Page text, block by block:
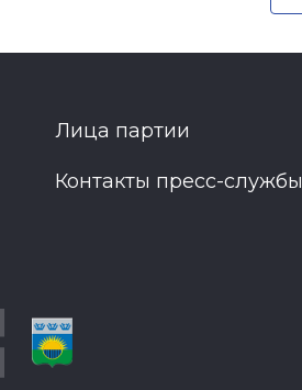
Лица партии
Контакты пресс-службы